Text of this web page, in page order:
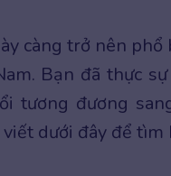
càng trở nên
Bạn đã thực
tương đương
dưới đây để